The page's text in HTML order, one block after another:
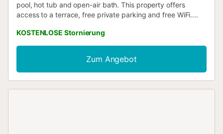
pool, hot tub and open-air bath. This property offers
access to a terrace, free private parking and free WiFi....
KOSTENLOSE Stornierung
Zum Angebot